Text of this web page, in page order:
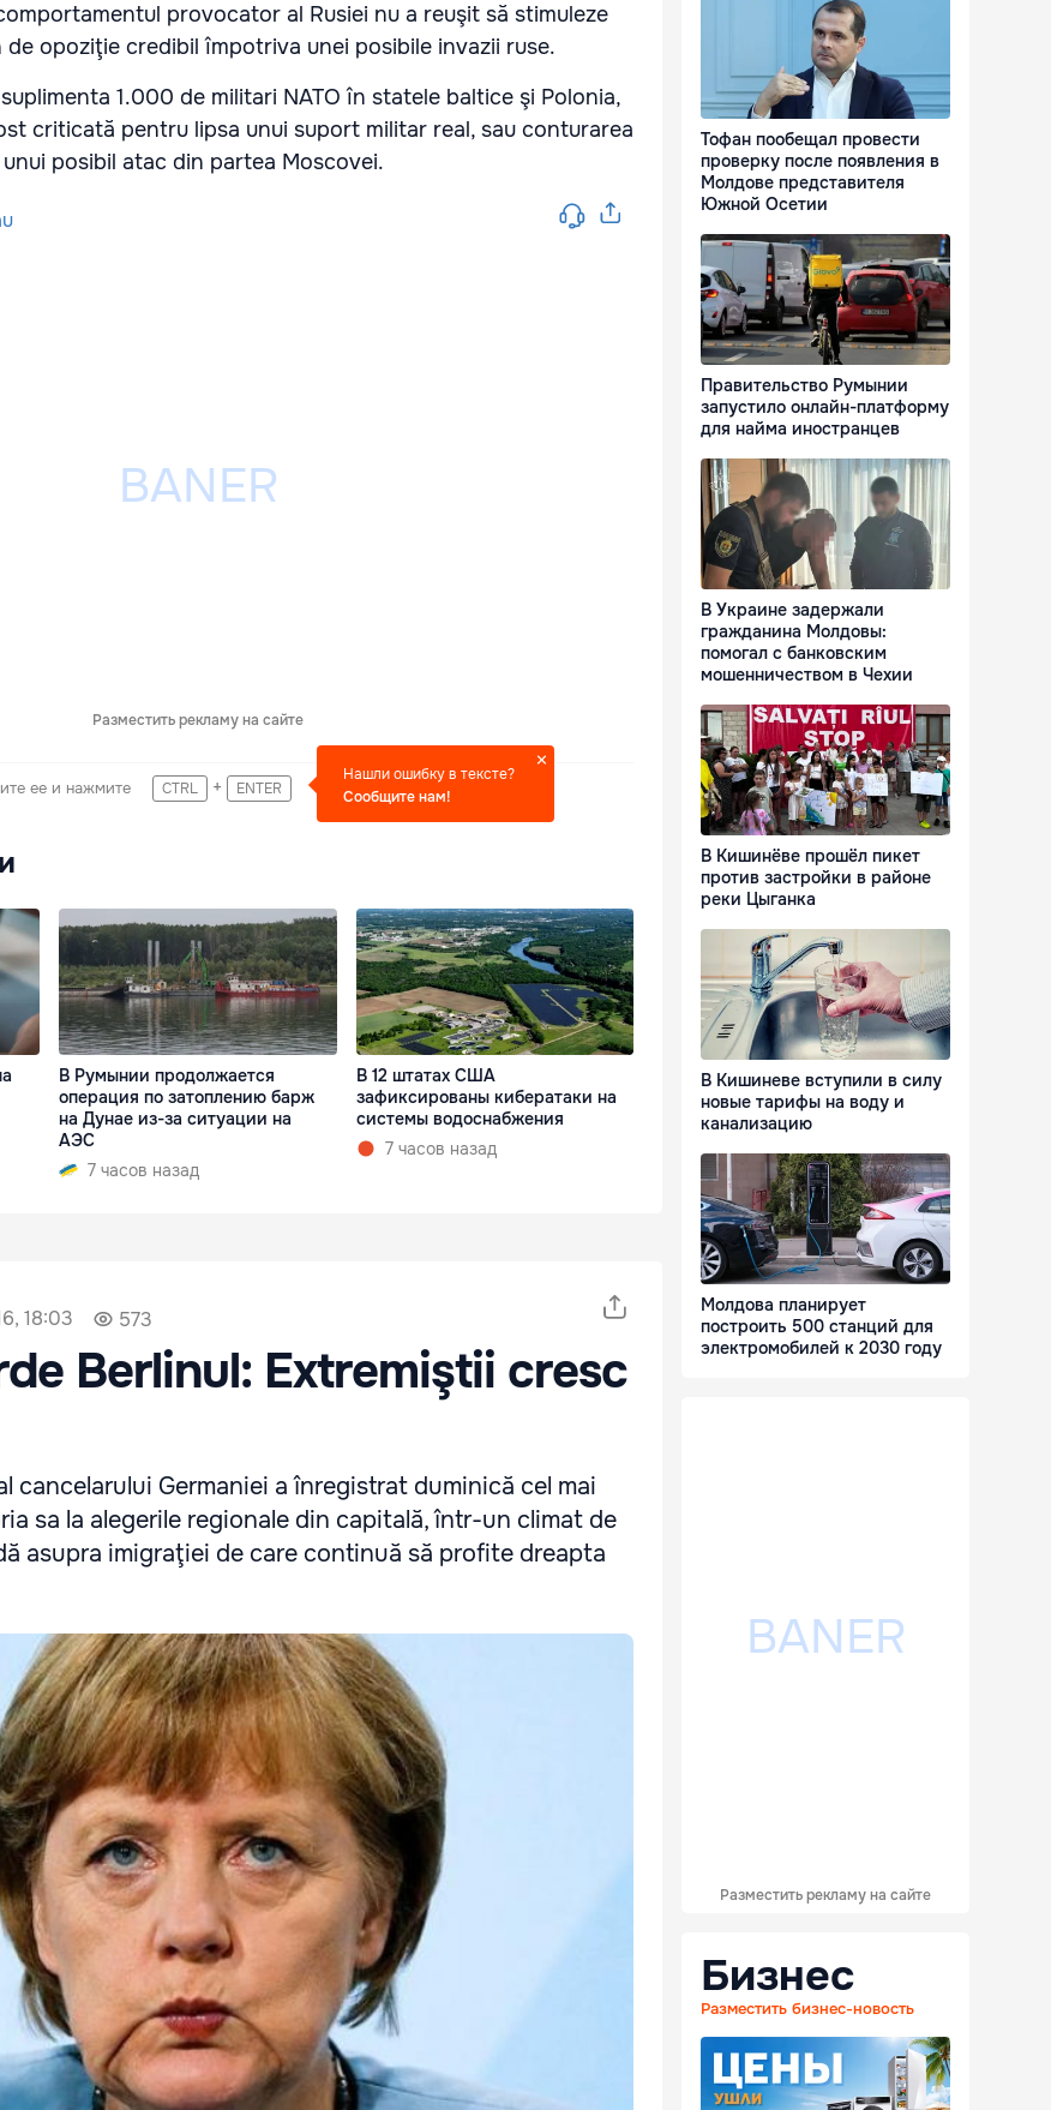
provocator al Rusiei nu a reuşit să stimuleze
de opoziţie credibil împotriva unei posibile invazii ruse.
1.000 de militari NATO în statele baltice şi Polonia,
criticată pentru lipsa unui suport militar real, sau conturarea
posibil atac din partea Moscovei.
Разместить рекламу на сайте
ее и нажмите CTRL + ENTER
Нашли ошибку в тексте?
Сообщите нам!
В Румынии продолжается
операция по затоплению барж
на Дунае из-за ситуации на
АЭС
7 часов назад
В 12 штатах США
зафиксированы кибератаки на
системы водоснабжения
7 часов назад
18:03 573
Berlinul: Extremiştii cresc
cancelarului Germaniei a înregistrat duminică cel mai
sa la alegerile regionale din capitală, într-un climat de
asupra imigraţiei de care continuă să profite dreapta
Тофан пообещал провести
проверку после появления в
Молдове представителя
Южной Осетии
Правительство Румынии
запустило онлайн-платформу
для найма иностранцев
В Украине задержали
гражданина Молдовы:
помогал с банковским
мошенничеством в Чехии
В Кишинёве прошёл пикет
против застройки в районе
реки Цыганка
В Кишиневе вступили в силу
новые тарифы на воду и
канализацию
Молдова планирует
построить 500 станций для
электромобилей к 2030 году
Разместить рекламу на сайте
Бизнес
Разместить бизнес-новость